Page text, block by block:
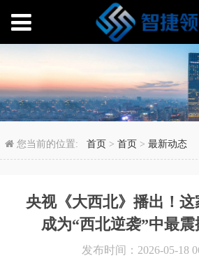
央视《大西北
您当前的位置:首页 >首页 >最新动态
央视《大西北》播出！
成为“西北逆袭”中最震
发布时间：2026-05-18